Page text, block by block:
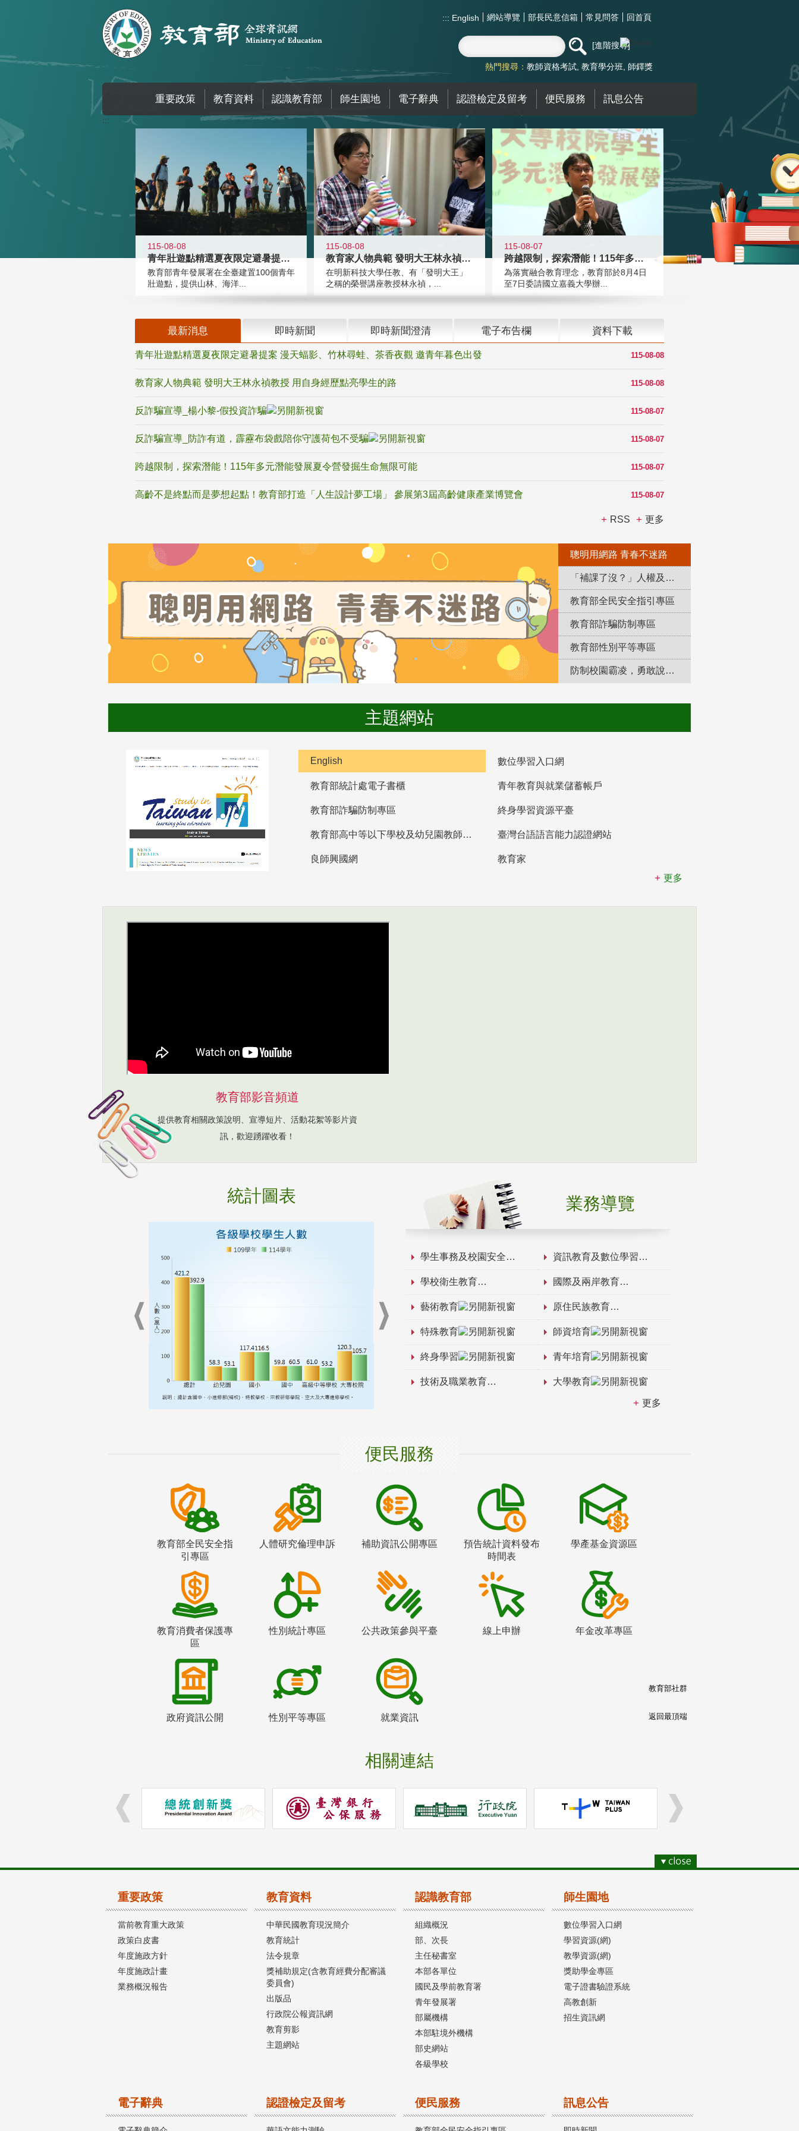
::: English 網站導覽 部長民意信箱 常見問答 回首頁
進階搜尋
熱門搜尋： 教師資格考試 教育學分班 師鐸獎
重要政策 教育資料 認識教育部 師生園地 電子辭典 認證檢定及留考 便民服務 訊息公告
:::
115-08-08
青年壯遊點精選夏夜限定避暑提案 漫
教育部青年發展署在全臺建置100個青年
壯遊點，提供山林、海洋...
115-08-08
教育家人物典範 發明大王林永禎教授
在明新科技大學任教、有「發明大王」
之稱的榮譽講座教授林永禎，...
115-08-07
跨越限制，探索潛能！115年多元潛
為落實融合教育理念，教育部於8月4日
至7日委請國立嘉義大學辦...
最新消息 即時新聞 即時新聞澄清 電子布告欄 資料下載
115-08-08
青年壯遊點精選夏夜限定避暑提案 漫天蝠影、竹林尋蛙、茶香夜觀 邀青年暮色出發
115-08-08
教育家人物典範 發明大王林永禎教授 用自身經歷點亮學生的路
115-08-07
反詐騙宣導_楊小黎-假投資詐騙
115-08-07
反詐騙宣導_防詐有道，霹靂布袋戲陪你守護荷包不受騙
115-08-07
跨越限制，探索潛能！115年多元潛能發展夏令營發掘生命無限可能
115-08-07
高齡不是終點而是夢想起點！教育部打造「人生設計夢工場」 參展第3屆高齡健康產業博覽會
RSS 更多
聰明用網路 青春不迷路
「補課了沒？」人權及轉型正義教育專區
教育部全民安全指引專區
教育部詐騙防制專區
教育部性別平等專區
防制校園霸凌，勇敢說出來！
主題網站
English 數位學習入口網
教育部統計處電子書櫃 青年教育與就業儲蓄帳戶
教育部詐騙防制專區 終身學習資源平臺
教育部高中等以下學校及幼兒園教師資格檢定考試 臺灣台語語言能力認證網站
良師興國網
教育家
更多
教育部影音頻道
提供教育相關政策說明、宣導短片、活動花絮等影片資
訊，歡迎踴躍收看！
統計圖表 業務導覽
學生事務及校園安全 資訊教育及數位學習
學校衛生教育 國際及兩岸教育
藝術教育 原住民族教育
特殊教育 師資培育
終身學習 青年培育
技術及職業教育 大學教育
更多
便民服務
教育部全民安全指
引專區
人體研究倫理申訴 補助資訊公開專區
預告統計資料發布
時間表
學產基金資源區
教育消費者保護專
區
性別統計專區 公共政策參與平臺 線上申辦 年金改革專區
政府資訊公開 性別平等專區 就業資訊
相關連結
教育部社群
返回最頂端
重要政策
當前教育重大政策
政策白皮書
年度施政方針
年度施政計畫
業務概況報告
教育資料
中華民國教育現況簡介
教育統計
法令規章
獎補助規定(含教育經費分配審議
委員會)
出版品
行政院公報資訊網
教育剪影
主題網站
認識教育部
組織概況
部、次長
主任秘書室
本部各單位
國民及學前教育署
青年發展署
部屬機構
本部駐境外機構
部史網站
各級學校
師生園地
數位學習入口網
學習資源(網)
教學資源(網)
獎助學金專區
電子證書驗證系統
高教創新
招生資訊網
電子辭典 認證檢定及留考 便民服務 訊息公告